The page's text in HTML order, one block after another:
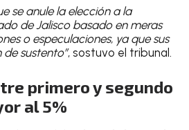
se anule la elección a la
de Jalisco basado en meras
o especulaciones, ya que sus
sustento”, sostuvo el tribunal.
primero y segundo
al 5%